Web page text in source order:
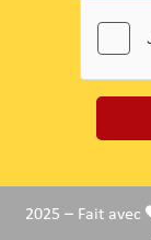
2025 – Fait avec